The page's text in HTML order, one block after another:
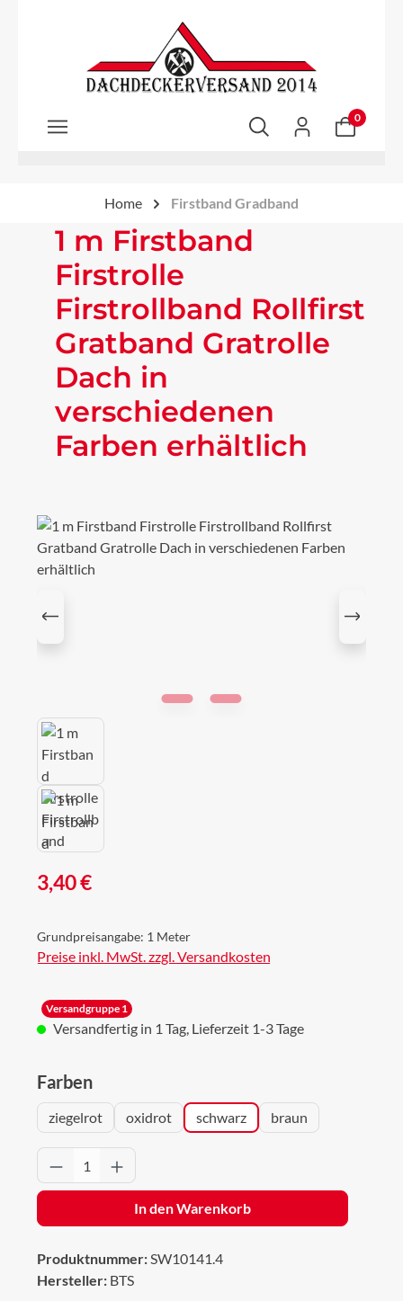
Zum Hauptinhalt springen
0
Home Firstband Gradband
1 m Firstband
Firstrolle
Firstrollband Rollfirst
Gratband Gratrolle
Dach in
verschiedenen
Farben erhältlich
Bildergalerie überspringen
Regulärer Preis:
3,40 €
Grundpreisangabe: 1 Meter
Preise inkl. MwSt. zzgl. Versandkosten
Versandgruppe 1
Versandfertig in 1 Tag, Lieferzeit 1-3 Tage
Farbenauswählen
ziegelrot oxidrot schwarz braun
Produkt Anzahl: Gib den gewünschten
In den Warenkorb
Produktnummer:SW10141.4
Hersteller: BTS